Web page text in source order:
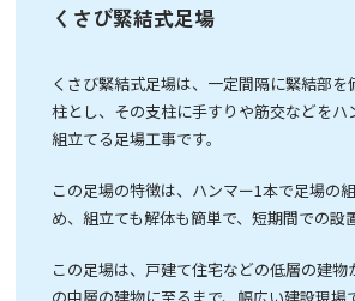
くさび緊結式足場
くさび緊結式足場は、一定間隔に緊結部を
柱とし、その支柱に手すりや筋交などをハ
組立てる足場工事です。
この足場の特徴は、ハンマー1本で足場の
め、組立ても解体も簡単で、短期間での設
この足場は、戸建て住宅などの低層の建物